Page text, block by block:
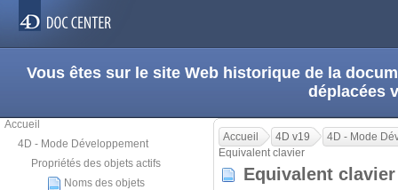
Vous êtes sur le site Web historique de la
déplacées
Accueil
4D - Mode Développement
Propriétés des objets actifs
Noms des objets
Accueil 4D v19
4D - Mode
Equivalent clavier
Equivalent